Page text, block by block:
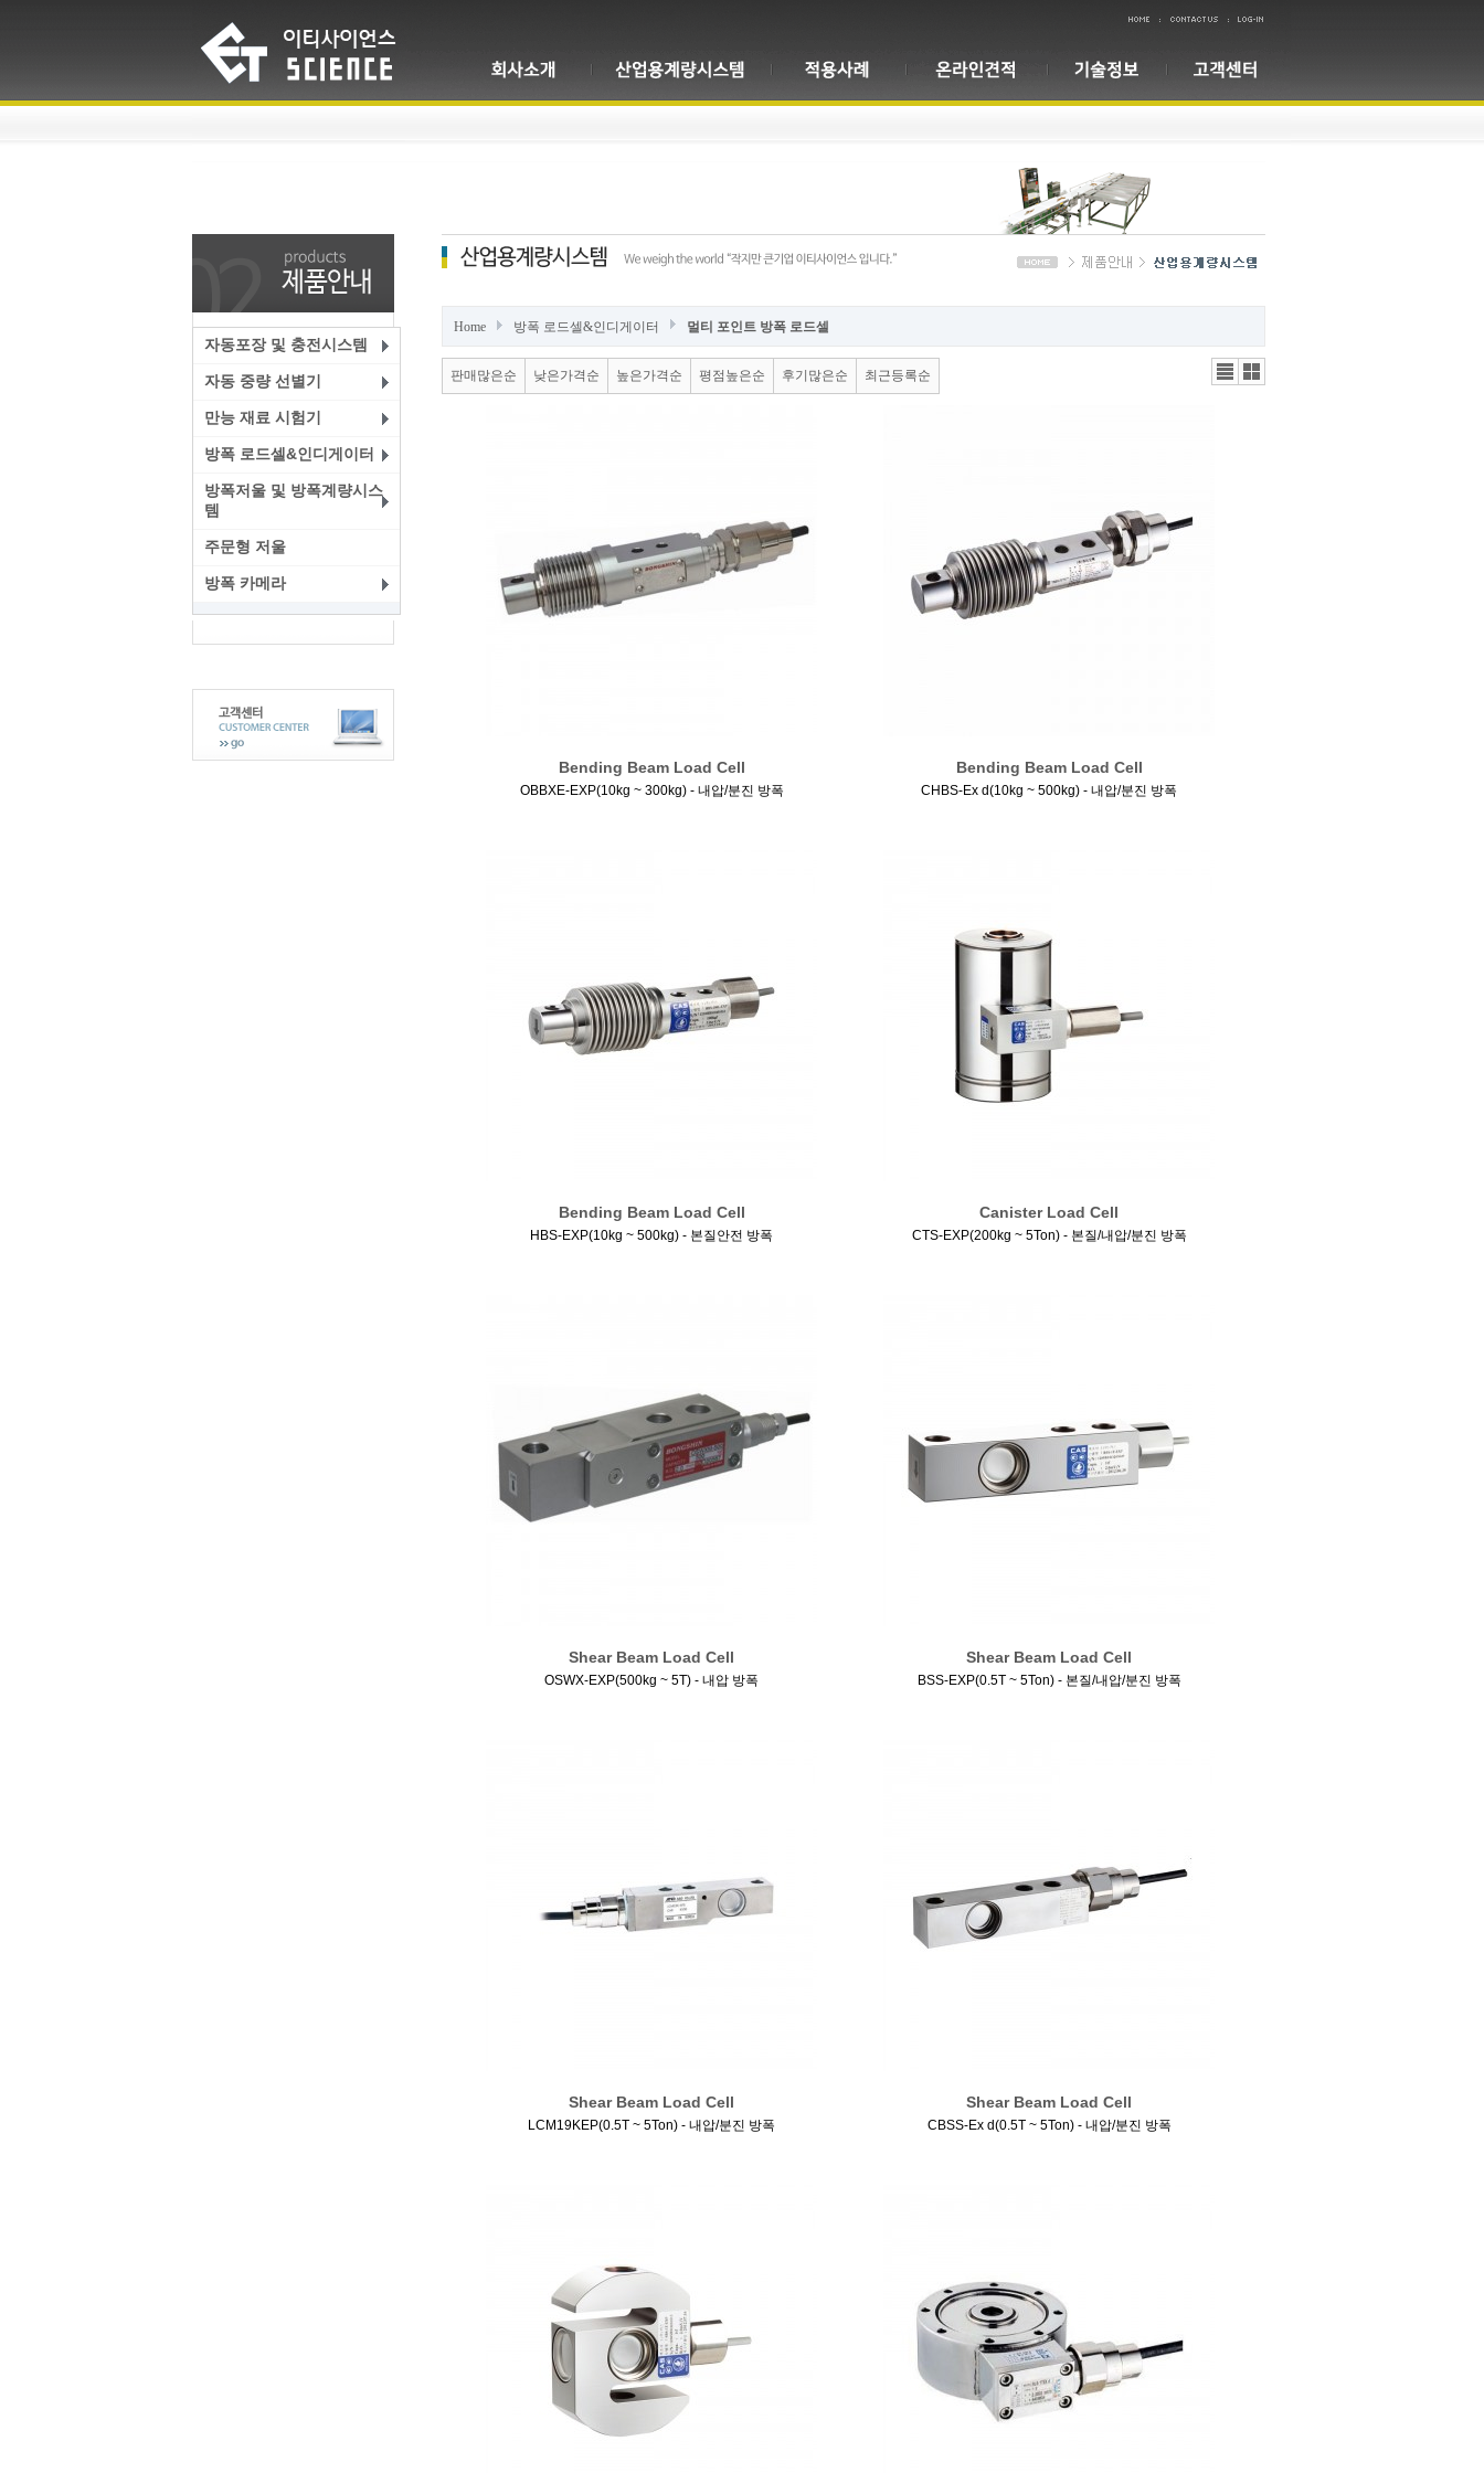
자동포장 및 충전시스템
자동 중량 선별기
만능 재료 시험기
방폭 로드셀&인디게이터
방폭저울 및 방폭계량시스
템
주문형 저울
방폭 카메라
Home 방폭 로드셀&인디게이터 멀티 포인트 방폭 로드셀
판매많은순 낮은가격순 높은가격순 평점높은순 후기많은순 최근등록순
리스
트뷰
갤러
리뷰
Bending Beam Load Cell
OBBXE-EXP(10kg ~ 300kg) - 내압/분진 방폭
Bending Beam Load Cell
CHBS-Ex d(10kg ~ 500kg) - 내압/분진 방폭
Bending Beam Load Cell
HBS-EXP(10kg ~ 500kg) - 본질안전 방폭
Canister Load Cell
CTS-EXP(200kg ~ 5Ton) - 본질/내압/분진 방폭
Shear Beam Load Cell
OSWX-EXP(500kg ~ 5T) - 내압 방폭
Shear Beam Load Cell
BSS-EXP(0.5T ~ 5Ton) - 본질/내압/분진 방폭
Shear Beam Load Cell
LCM19KEP(0.5T ~ 5Ton) - 내압/분진 방폭
Shear Beam Load Cell
CBSS-Ex d(0.5T ~ 5Ton) - 내압/분진 방폭